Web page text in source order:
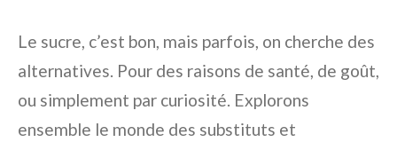
Le sucre, c’est bon, mais parfois, on cherche des
alternatives. Pour des raisons de santé, de goût,
ou simplement par curiosité. Explorons
ensemble le monde des substituts et